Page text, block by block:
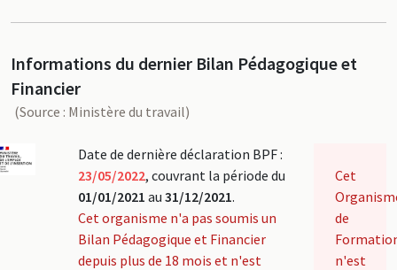
Informations du dernier Bilan Pédagogique et
Financier
(Source : Ministère du travail)
Date de dernière déclaration BPF :
23/05/2022, couvrant la période du
01/01/2021 au 31/12/2021.
Cet organisme n'a pas soumis un
Bilan Pédagogique et Financier
depuis plus de 18 mois et n'est
Cet
de
n'est